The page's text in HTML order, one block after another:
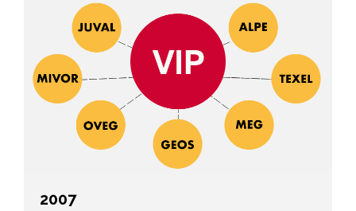
2007